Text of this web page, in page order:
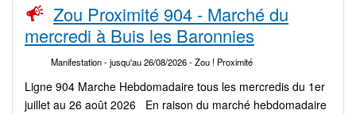
Zou Proximité 904 - Marché du
mercredi à Buis les Baronnies
Manifestation- jusqu'au 26/08/2026- Zou ! Proximité
Ligne 904 Marche Hebdomadaire tous les mercredis du 1er
juillet au 26 août 2026 En raison du marché hebdomadaire